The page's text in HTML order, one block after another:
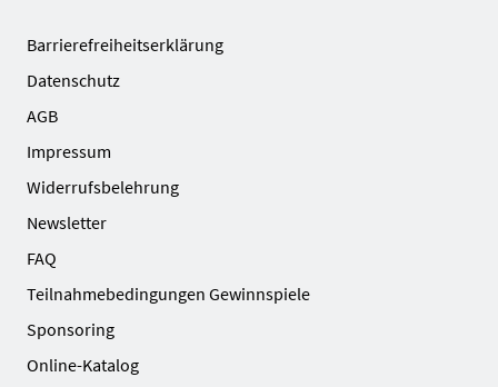
Barrierefreiheitserklärung
Datenschutz
AGB
Impressum
Widerrufsbelehrung
Newsletter
FAQ
Teilnahmebedingungen Gewinnspiele
Sponsoring
Online-Katalog